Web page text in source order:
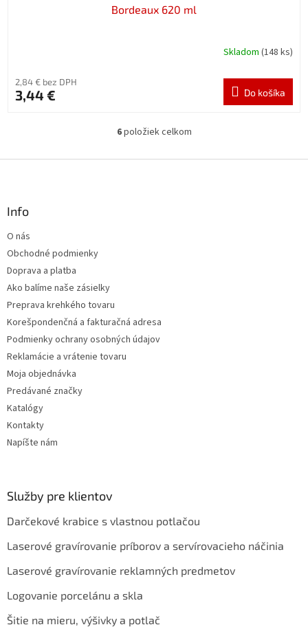
Bordeaux 620 ml
Skladom (148 ks)
2,84 € bez DPH
3,44 € Do košíka
O
l
v
p
6položiek celkom
Info
O nás
Obchodné podmienky
Doprava a platba
Ako balíme naše zásielky
Preprava krehkého tovaru
Korešpondenčná a fakturačná adresa
Podmienky ochrany osobných údajov
Reklamácie a vrátenie tovaru
Moja objednávka
Predávané značky
Katalógy
Kontakty
Napíšte nám
Služby pre klientov
Darčekové krabice s vlastnou potlačou
Laserové gravírovanie príborov a servírovacieho náčinia
Laserové gravírovanie reklamných predmetov
Logovanie porcelánu a skla
Šitie na mieru, výšivky a potlač